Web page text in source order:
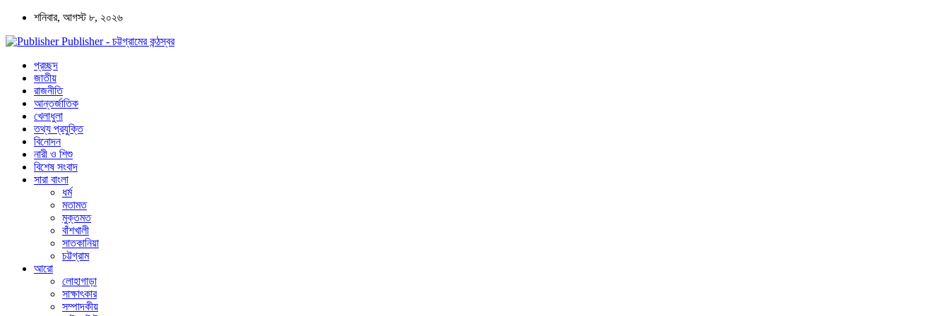
শনিবার, আগস্ট ৮, ২০২৬
Publisher - চট্টগ্রামের কন্ঠস্বর
প্রচ্ছদ
জাতীয়
রাজনীতি
আন্তর্জাতিক
খেলাধুলা
তথ্য প্রযুক্তি
বিনোদন
নারী ও শিশু
বিশেষ সংবাদ
সারা বাংলা
ধর্ম
মতামত
মুক্তমত
বাঁশখালী
সাতকানিয়া
চট্টগ্রাম
আরো
লোহাগাড়া
সাক্ষাৎকার
সম্পাদকীয়